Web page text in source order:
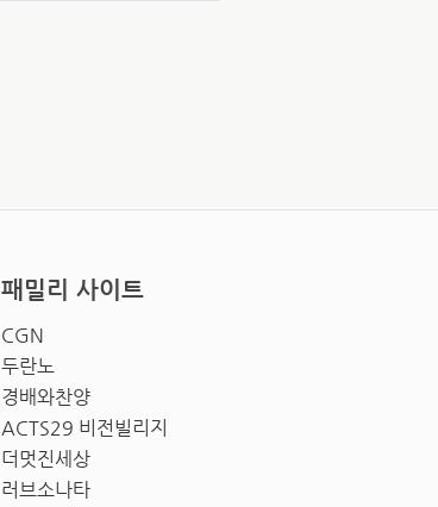
패밀리 사이트
CGN
두란노
경배와찬양
ACTS29 비전빌리지
더멋진세상
러브소나타